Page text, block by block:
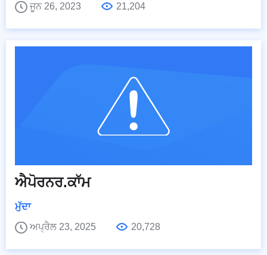
ਜੂਨ 26, 2023
21,204
ਐਪੋਰਨਰ.ਕਾੱਮ
ਮੁੱਦਾ
ਅਪ੍ਰੈਲ 23, 2025
20,728